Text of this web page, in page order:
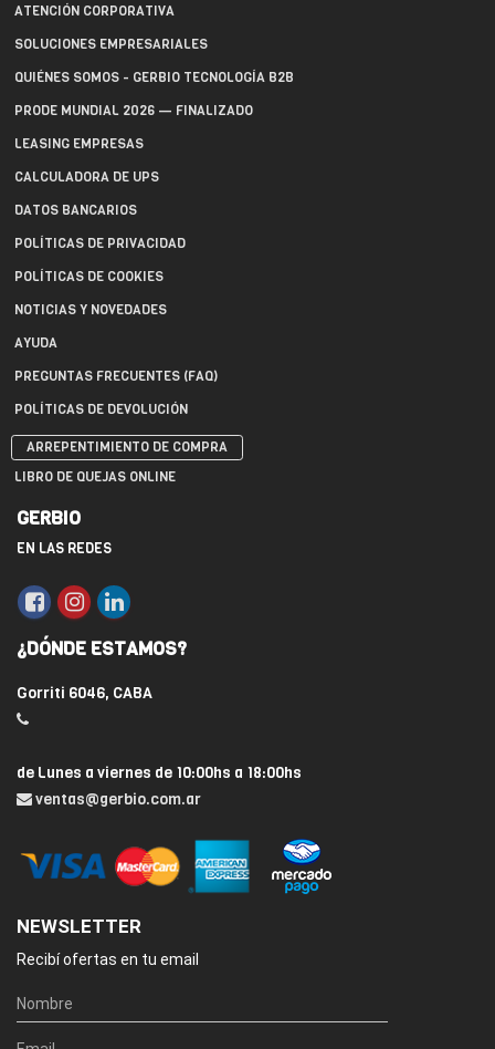
ATENCIÓN CORPORATIVA
SOLUCIONES EMPRESARIALES
QUIÉNES SOMOS - GERBIO TECNOLOGÍA B2B
PRODE MUNDIAL 2026 — FINALIZADO
LEASING EMPRESAS
CALCULADORA DE UPS
DATOS BANCARIOS
POLÍTICAS DE PRIVACIDAD
POLÍTICAS DE COOKIES
NOTICIAS Y NOVEDADES
AYUDA
PREGUNTAS FRECUENTES (FAQ)
POLÍTICAS DE DEVOLUCIÓN
ARREPENTIMIENTO DE COMPRA
LIBRO DE QUEJAS ONLINE
GERBIO
EN LAS REDES
¿DÓNDE ESTAMOS?
Gorriti 6046, CABA
de Lunes a viernes de 10:00hs a 18:00hs
ventas@gerbio.com.ar
NEWSLETTER
Recibí ofertas en tu email